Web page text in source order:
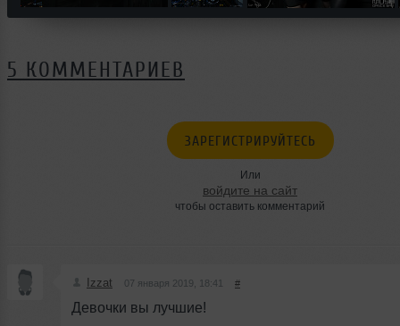
5 КОММЕНТАРИЕВ
ЗАРЕГИСТРИРУЙТЕСЬ
Или
войдите на сайт
чтобы оставить комментарий
Izzat 07 января 2019, 18:41 #
Девочки вы лучшие!